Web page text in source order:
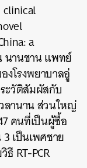
a
นานชาน แพทย์
งโรงพยาบาลอู่
ะวัติสัมผัสกับ
ลานาน ส่วนใหญ่
คนที่เป็นผู้ซื้อ
เป็นเพศชาย
RT-PCR